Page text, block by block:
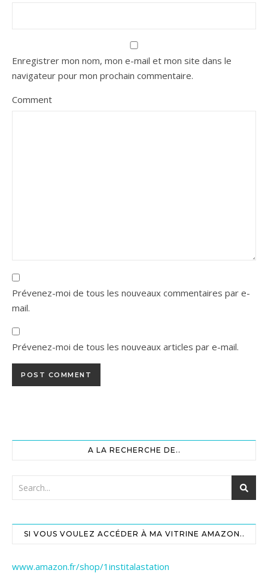
Enregistrer mon nom, mon e-mail et mon site dans le
navigateur pour mon prochain commentaire.
Comment
Prévenez-moi de tous les nouveaux commentaires par e-
mail.
Prévenez-moi de tous les nouveaux articles par e-mail.
A LA RECHERCHE DE..
SI VOUS VOULEZ ACCÉDER À MA VITRINE AMAZON..
www.amazon.fr/shop/1institalastation